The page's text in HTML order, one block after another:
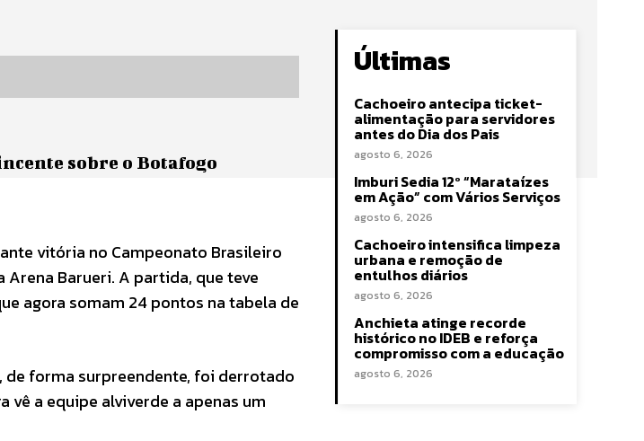
sobre o Botafogo
vitória no Campeonato Brasileiro
Barueri. A partida, que teve
agora somam 24 pontos na tabela de
de forma surpreendente, foi derrotado
vê a equipe alviverde a apenas um
Últimas
Cachoeiro antecipa ticket-
alimentação para servidores
antes do Dia dos Pais
agosto 6, 2026
Imburi Sedia 12º “Marataízes
em Ação” com Vários Serviços
agosto 6, 2026
Cachoeiro intensifica limpeza
urbana e remoção de
entulhos diários
agosto 6, 2026
Anchieta atinge recorde
histórico no IDEB e reforça
compromisso com a educação
agosto 6, 2026